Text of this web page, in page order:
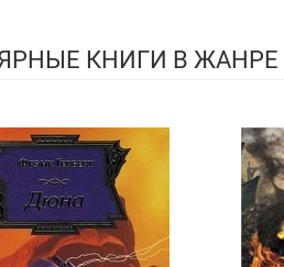
КНИГИ В ЖАНРЕ